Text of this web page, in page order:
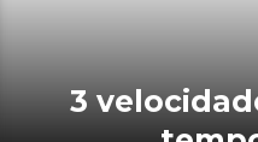
3 velocidades, 3 modos y